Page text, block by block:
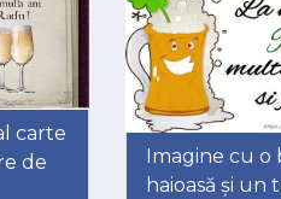
carte
de
Imagine cu o
haioasă și un